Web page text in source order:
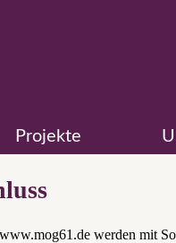
Projekte
werden mit